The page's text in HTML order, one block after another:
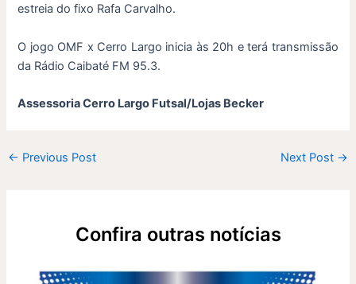
estreia do fixo Rafa Carvalho.
O jogo OMF x Cerro Largo inicia às 20h e terá transmissão
da Rádio Caibaté FM 95.3.
Assessoria Cerro Largo Futsal/Lojas Becker
← Previous Post Next Post →
Confira outras notícias